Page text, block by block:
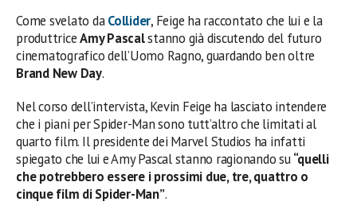
Come svelato daCollider, Feige ha raccontato che lui e la
produttriceAmy Pascalstanno già discutendo del futuro
cinematografico dell’Uomo Ragno, guardando ben oltre
Brand New Day.
Nel corso dell’intervista, Kevin Feige ha lasciato intendere
che i piani per Spider-Man sono tutt’altro che limitati al
quarto film. Il presidente dei Marvel Studios ha infatti
spiegato che lui e Amy Pascal stanno ragionando su“quelli
che potrebbero essere i prossimi due, tre, quattro o
cinque film di Spider-Man”.